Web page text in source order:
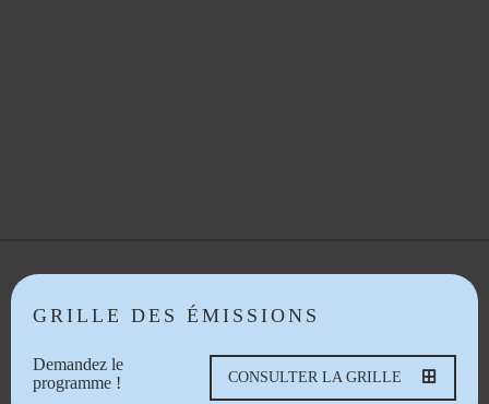
GRILLE DES ÉMISSIONS
Demandez le
programme !
CONSULTER LA GRILLE